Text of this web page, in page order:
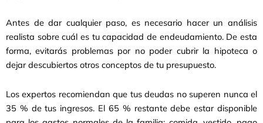
Antes de dar cualquier paso, es necesario hacer un análisis
realista sobre cuál es tu capacidad de endeudamiento. De esta
forma, evitarás problemas por no poder cubrir la hipoteca o
dejar descubiertos otros conceptos de tu presupuesto.
Los expertos recomiendan que tus deudas no superen nunca el
35 % de tus ingresos. El 65 % restante debe estar disponible